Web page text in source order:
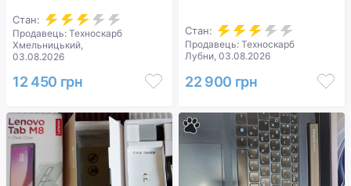
Стан:
Продавець: Техноскарб
Хмельницький,
03.08.2026
12 450 грн
gb/geforce rtx2050 4gb
Стан:
Продавець: Техноскарб
Лубни, 03.08.2026
22 900 грн